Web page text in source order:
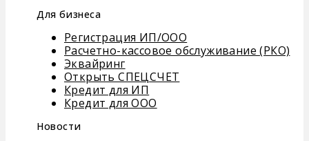
Для бизнеса
Регистрация ИП/ООО
Расчетно-кассовое обслуживание (РКО)
Эквайринг
Открыть СПЕЦСЧЕТ
Кредит для ИП
Кредит для ООО
Новости